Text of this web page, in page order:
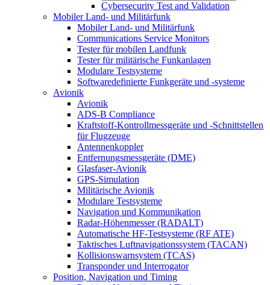
Cybersecurity Test and Validation
Mobiler Land- und Militärfunk
Mobiler Land- und Militärfunk
Communications Service Monitors
Tester für mobilen Landfunk
Tester für militärische Funkanlagen
Modulare Testsysteme
Softwaredefinierte Funkgeräte und -systeme
Avionik
Avionik
ADS-B Compliance
Kraftstoff-Kontrollmessgeräte und -Schnittstellen
für Flugzeuge
Antennenkoppler
Entfernungsmessgeräte (DME)
Glasfaser-Avionik
GPS-Simulation
Militärische Avionik
Modulare Testsysteme
Navigation und Kommunikation
Radar-Höhenmesser (RADALT)
Automatische HF-Testsysteme (RF ATE)
Taktisches Luftnavigationssystem (TACAN)
Kollisionswarnsystem (TCAS)
Transponder und Interrogator
Position, Navigation und Timing